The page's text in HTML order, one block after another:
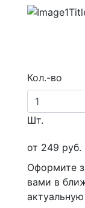
Кол.-во
Шт.
от 249 руб.
Оформите
вами в